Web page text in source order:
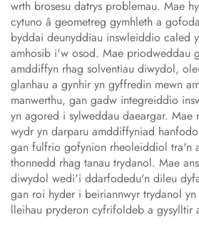
wrth brosesu datrys problemau. Mae
cytuno â geometreg gymhleth a
byddai deunyddiau inswleiddio caled
amhosib i'w osod. Mae priodweddau
amddiffyn rhag solventiau diwydol,
glanhau a gynhir yn gyffredin mewn
manwerthu, gan gadw integreiddio
yn agored i sylweddau daeargar. Mae
wydr yn darparu amddiffyniad
gan fulfrio gofynion rheoleiddiol tra'n
thonnedd rhag tanau trydanol. Mae
diwydol wedi'i ddarfodedu'n dileu
gan roi hyder i beiriannwyr trydanol
lleihau pryderon cyfrifoldeb a gysylltir